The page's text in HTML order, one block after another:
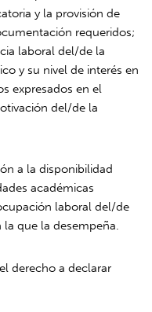
y la provisión de
requeridos;
laboral del/de la
y su nivel de interés en
expresados en el
del/de la
a la disponibilidad
académicas
laboral del/de
que la desempeña.
derecho a declarar